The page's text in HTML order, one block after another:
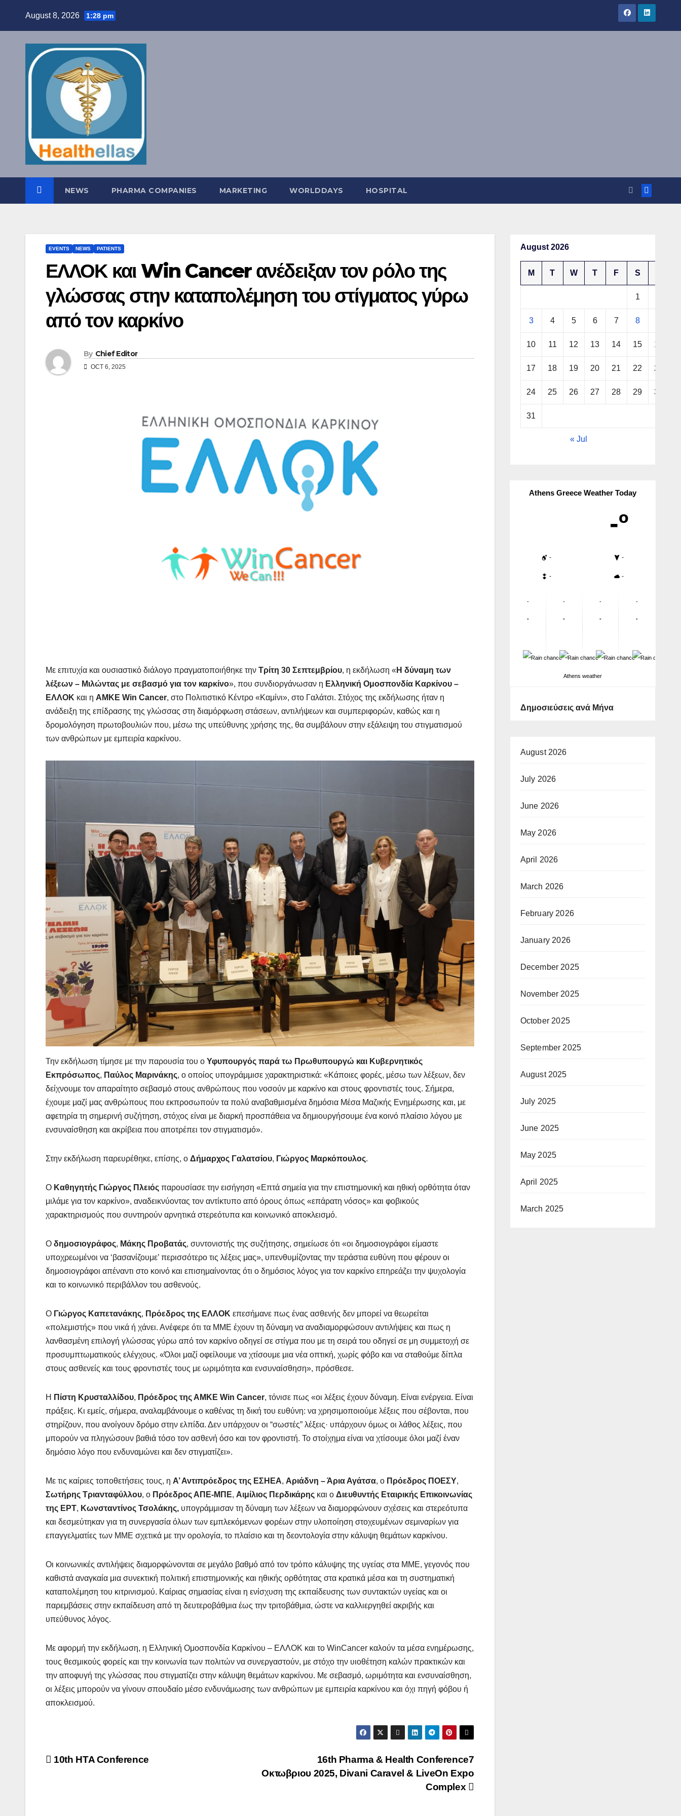
August 8, 2026 1:28 pm
NEWS PHARMA COMPANIES MARKETING WORLDDAYS HOSPITAL
EVENTS NEWS PATIENTS
ΕΛΛΟΚ και Win Cancer ανέδειξαν τον ρόλο της
γλώσσας στην καταπολέμηση του στίγματος γύρω
από τον καρκίνο
By Chief Editor
OCT 6, 2025
Με επιτυχία και ουσιαστικό διάλογο πραγματοποιήθηκε την Τρίτη 30 Σεπτεμβρίου, η εκδήλωση « Η δύναμη των
λέξεων – Μιλώντας με σεβασμό για τον καρκίνο», που συνδιοργάνωσαν η Ελληνική Ομοσπονδία Καρκίνου –
ΕΛΛΟΚ και η ΑΜΚΕ Win Cancer, στο Πολιτιστικό Κέντρο «Καμίνι», στο Γαλάτσι. Στόχος της εκδήλωσης ήταν η
ανάδειξη της επίδρασης της γλώσσας στη διαμόρφωση στάσεων, αντιλήψεων και συμπεριφορών, καθώς και η
δρομολόγηση πρωτοβουλιών που, μέσω της υπεύθυνης χρήσης της, θα συμβάλουν στην εξάλειψη του στιγματισμού
των ανθρώπων με εμπειρία καρκίνου.
Την εκδήλωση τίμησε με την παρουσία του ο Υφυπουργός παρά τω Πρωθυπουργώ και Κυβερνητικός
Εκπρόσωπος, Παύλος Μαρινάκης, ο οποίος υπογράμμισε χαρακτηριστικά: «Κάποιες φορές, μέσω των λέξεων, δεν
δείχνουμε τον απαραίτητο σεβασμό στους ανθρώπους που νοσούν με καρκίνο και στους φροντιστές τους. Σήμερα,
έχουμε μαζί μας ανθρώπους που εκπροσωπούν τα πολύ αναβαθμισμένα δημόσια Μέσα Μαζικής Ενημέρωσης και, με
αφετηρία τη σημερινή συζήτηση, στόχος είναι με διαρκή προσπάθεια να δημιουργήσουμε ένα κοινό πλαίσιο λόγου με
ενσυναίσθηση και ακρίβεια που αποτρέπει τον στιγματισμό».
Στην εκδήλωση παρευρέθηκε, επίσης, ο Δήμαρχος Γαλατσίου, Γιώργος Μαρκόπουλος.
Ο Καθηγητής Γιώργος Πλειός παρουσίασε την εισήγηση «Επτά σημεία για την επιστημονική και ηθική ορθότητα όταν
μιλάμε για τον καρκίνο», αναδεικνύοντας τον αντίκτυπο από όρους όπως «επάρατη νόσος» και φοβικούς
χαρακτηρισμούς που συντηρούν αρνητικά στερεότυπα και κοινωνικό αποκλεισμό.
Ο δημοσιογράφος, Μάκης Προβατάς, συντονιστής της συζήτησης, σημείωσε ότι «οι δημοσιογράφοι είμαστε
υποχρεωμένοι να ‘βασανίζουμε’ περισσότερο τις λέξεις μας», υπενθυμίζοντας την τεράστια ευθύνη που φέρουν οι
δημοσιογράφοι απέναντι στο κοινό και επισημαίνοντας ότι ο δημόσιος λόγος για τον καρκίνο επηρεάζει την ψυχολογία
και το κοινωνικό περιβάλλον του ασθενούς.
Ο Γιώργος Καπετανάκης, Πρόεδρος της ΕΛΛΟΚ επεσήμανε πως ένας ασθενής δεν μπορεί να θεωρείται
«πολεμιστής» που νικά ή χάνει. Ανέφερε ότι τα ΜΜΕ έχουν τη δύναμη να αναδιαμορφώσουν αντιλήψεις και πως η
λανθασμένη επιλογή γλώσσας γύρω από τον καρκίνο οδηγεί σε στίγμα που με τη σειρά του οδηγεί σε μη συμμετοχή σε
προσυμπτωματικούς ελέγχους. «Όλοι μαζί οφείλουμε να χτίσουμε μια νέα οπτική, χωρίς φόβο και να σταθούμε δίπλα
στους ασθενείς και τους φροντιστές τους με ωριμότητα και ενσυναίσθηση», πρόσθεσε.
Η Πίστη Κρυσταλλίδου, Πρόεδρος της ΑΜΚΕ Win Cancer, τόνισε πως «οι λέξεις έχουν δύναμη. Είναι ενέργεια. Είναι
πράξεις. Κι εμείς, σήμερα, αναλαμβάνουμε ο καθένας τη δική του ευθύνη: να χρησιμοποιούμε λέξεις που σέβονται, που
στηρίζουν, που ανοίγουν δρόμο στην ελπίδα. Δεν υπάρχουν οι “σωστές” λέξεις· υπάρχουν όμως οι λάθος λέξεις, που
μπορούν να πληγώσουν βαθιά τόσο τον ασθενή όσο και τον φροντιστή. Το στοίχημα είναι να χτίσουμε όλοι μαζί έναν
δημόσιο λόγο που ενδυναμώνει και δεν στιγματίζει».
Με τις καίριες τοποθετήσεις τους, η Α’ Αντιπρόεδρος της ΕΣΗΕΑ, Αριάδνη – Άρια Αγάτσα, ο Πρόεδρος ΠΟΕΣΥ,
Σωτήρης Τριανταφύλλου, ο Πρόεδρος ΑΠΕ-ΜΠΕ, Αιμίλιος Περδικάρης και ο Διευθυντής Εταιρικής Επικοινωνίας
της ΕΡΤ, Κωνσταντίνος Τσολάκης, υπογράμμισαν τη δύναμη των λέξεων να διαμορφώνουν σχέσεις και στερεότυπα
και δεσμεύτηκαν για τη συνεργασία όλων των εμπλεκόμενων φορέων στην υλοποίηση στοχευμένων σεμιναρίων για
επαγγελματίες των ΜΜΕ σχετικά με την ορολογία, το πλαίσιο και τη δεοντολογία στην κάλυψη θεμάτων καρκίνου.
Οι κοινωνικές αντιλήψεις διαμορφώνονται σε μεγάλο βαθμό από τον τρόπο κάλυψης της υγείας στα ΜΜΕ, γεγονός που
καθιστά αναγκαία μια συνεκτική πολιτική επιστημονικής και ηθικής ορθότητας στα κρατικά μέσα και τη συστηματική
καταπολέμηση του κιτρινισμού. Καίριας σημασίας είναι η ενίσχυση της εκπαίδευσης των συντακτών υγείας και οι
παρεμβάσεις στην εκπαίδευση από τη δευτεροβάθμια έως την τριτοβάθμια, ώστε να καλλιεργηθεί ακριβής και
υπεύθυνος λόγος.
Με αφορμή την εκδήλωση, η Ελληνική Ομοσπονδία Καρκίνου – ΕΛΛΟΚ και το WinCancer καλούν τα μέσα ενημέρωσης,
τους θεσμικούς φορείς και την κοινωνία των πολιτών να συνεργαστούν, με στόχο την υιοθέτηση καλών πρακτικών και
την αποφυγή της γλώσσας που στιγματίζει στην κάλυψη θεμάτων καρκίνου. Με σεβασμό, ωριμότητα και ενσυναίσθηση,
οι λέξεις μπορούν να γίνουν σπουδαίο μέσο ενδυνάμωσης των ανθρώπων με εμπειρία καρκίνου και όχι πηγή φόβου ή
αποκλεισμού.
Post
16th Pharma & Health Conference7
Οκτωβριου 2025, Divani Caravel & LiveOn Expo
Complex
10th HTA Conference
August 2026
M T W T F S
1
3 4 5 6 7 8
10 11 12 13 14 15 16
17 18 19 20 21 22 23
24 25 26 27 28 29 30
31
« Jul
Athens Greece Weather Today
-º
- -
- -
-
-
-
-
-
-
-
-
-
-
-
-
Athens weather
Δημοσιεύσεις ανά Μήνα
August 2026
July 2026
June 2026
May 2026
April 2026
March 2026
February 2026
January 2026
December 2025
November 2025
October 2025
September 2025
August 2025
July 2025
June 2025
May 2025
April 2025
March 2025